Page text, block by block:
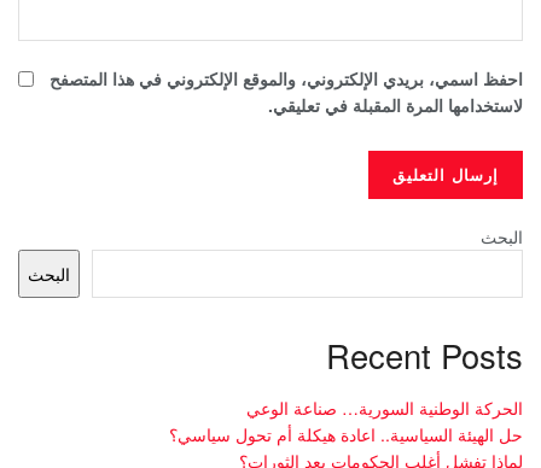
احفظ اسمي، بريدي الإلكتروني، والموقع الإلكتروني في هذا المتصفح
لاستخدامها المرة المقبلة في تعليقي.
البحث
البحث
Recent Posts
الحركة الوطنية السورية… صناعة الوعي
حل الهيئة السياسية.. اعادة هيكلة أم تحول سياسي؟
لماذا تفشل أغلب الحكومات بعد الثورات؟